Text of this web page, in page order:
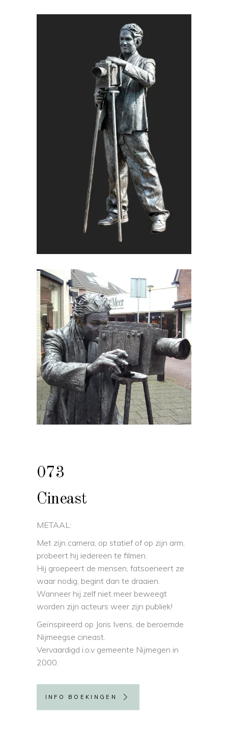
073
Cineast
METAAL:
Met zijn camera, op statief of op zijn arm,
probeert hij iedereen te filmen.
Hij groepeert de mensen, fatsoeneert ze
waar nodig, begint dan te draaien.
Wanneer hij zelf niet meer beweegt
worden zijn acteurs weer zijn publiek!
Geïnspireerd op Joris Ivens, de beroemde
Nijmeegse cineast.
Vervaardigd i.o.v gemeente Nijmegen in
2000.
INFO BOEKINGEN